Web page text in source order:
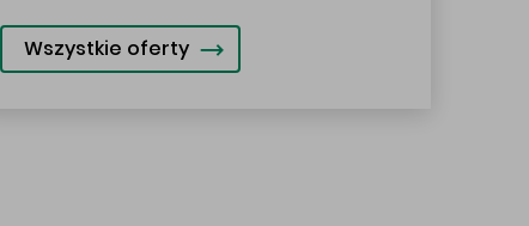
Wszystkie oferty